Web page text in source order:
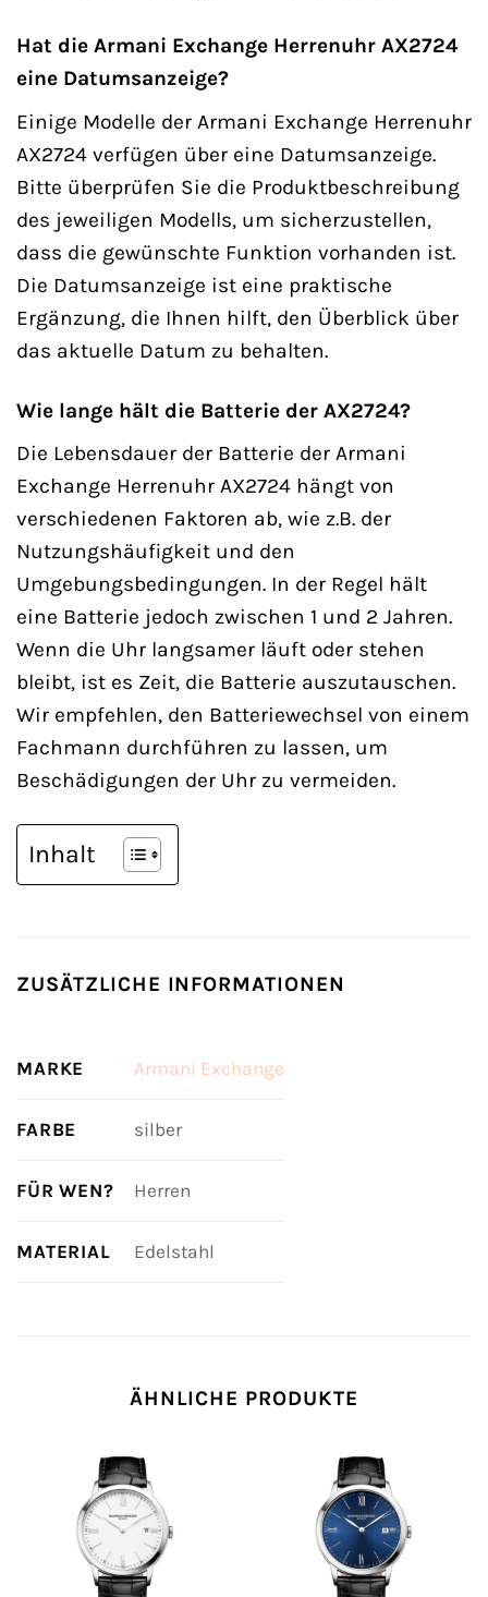
Hat die Armani Exchange Herrenuhr AX2724
eine Datumsanzeige?
Einige Modelle der Armani Exchange Herrenuhr
AX2724 verfügen über eine Datumsanzeige.
Bitte überprüfen Sie die Produktbeschreibung
des jeweiligen Modells, um sicherzustellen,
dass die gewünschte Funktion vorhanden ist.
Die Datumsanzeige ist eine praktische
Ergänzung, die Ihnen hilft, den Überblick über
das aktuelle Datum zu behalten.
Wie lange hält die Batterie der AX2724?
Die Lebensdauer der Batterie der Armani
Exchange Herrenuhr AX2724 hängt von
verschiedenen Faktoren ab, wie z.B. der
Nutzungshäufigkeit und den
Umgebungsbedingungen. In der Regel hält
eine Batterie jedoch zwischen 1 und 2 Jahren.
Wenn die Uhr langsamer läuft oder stehen
bleibt, ist es Zeit, die Batterie auszutauschen.
Wir empfehlen, den Batteriewechsel von einem
Fachmann durchführen zu lassen, um
Beschädigungen der Uhr zu vermeiden.
Inhalt
ZUSÄTZLICHE INFORMATIONEN
MARKE Armani Exchange
FARBE silber
FÜR WEN? Herren
MATERIAL Edelstahl
ÄHNLICHE PRODUKTE